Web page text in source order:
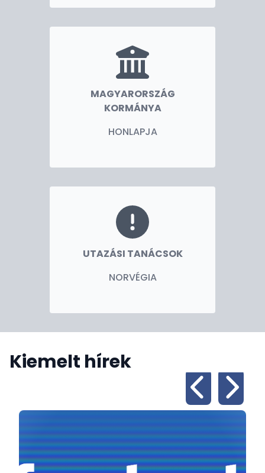
MAGYARORSZÁG
KORMÁNYA
HONLAPJA
UTAZÁSI TANÁCSOK
NORVÉGIA
Kiemelt hírek